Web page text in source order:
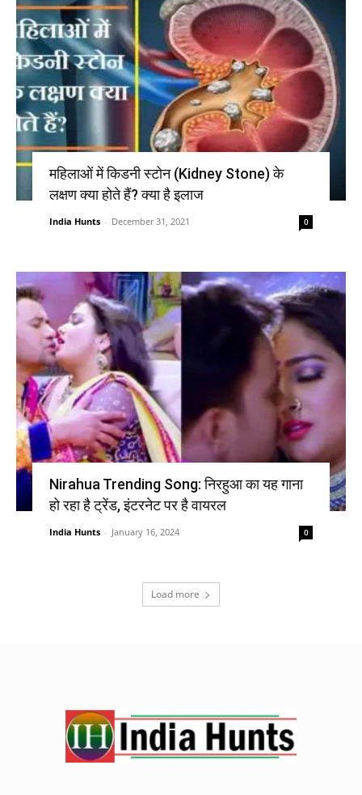
महिलाओं में किडनी स्टोन (Kidney Stone) के
लक्षण क्या होते हैं? क्या है इलाज
India Hunts - December 31, 2021 0
Nirahua Trending Song: निरहुआ का यह गाना
हो रहा है ट्रेंड, इंटरनेट पर है वायरल
India Hunts - January 16, 2024 0
Load more